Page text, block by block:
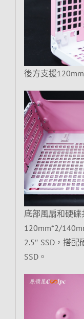
後方支援
底部風扇和硬
120mm*2/
2.5″ SSD，搭
SSD。